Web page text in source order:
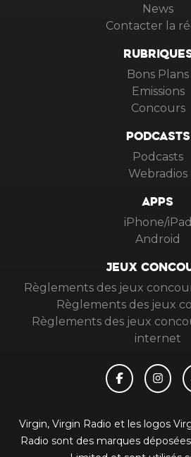
News
Contacter la
Bons Plans
Emissions
Concours
PODCASTS
Podcasts
Webradios
APPS
iPhone/iPad
Android
JEUX
Règlements des jeux
Règlements des jeux
Règlements des jeux
internet
Virgin, Virgin Radio et les logos
Radio sont des marques